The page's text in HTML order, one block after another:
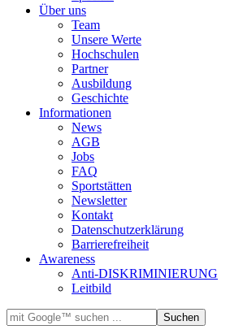
Über uns
Team
Unsere Werte
Hochschulen
Partner
Ausbildung
Geschichte
Informationen
News
AGB
Jobs
FAQ
Sportstätten
Newsletter
Kontakt
Datenschutzerklärung
Barrierefreiheit
Awareness
Anti-DISKRIMINIERUNG
Leitbild